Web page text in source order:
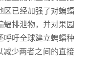
区已经加强了对蝙蝠
蝠排泄物，并对果园
呼吁全球建立蝙蝠种
减少两者之间的直接